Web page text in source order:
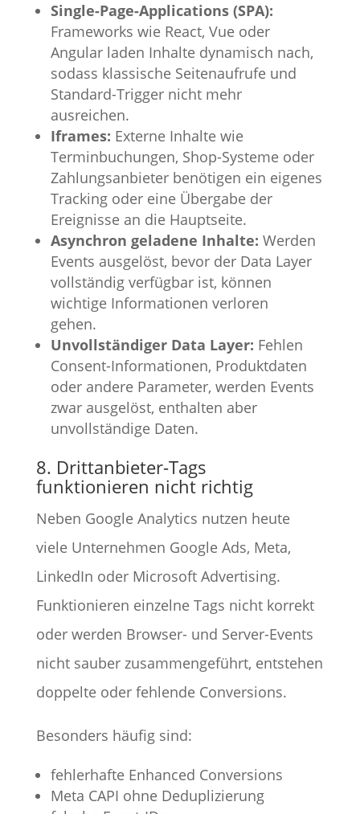
Single-Page-Applications (SPA):
Frameworks wie React, Vue oder
Angular laden Inhalte dynamisch nach,
sodass klassische Seitenaufrufe und
Standard-Trigger nicht mehr
ausreichen.
Iframes: Externe Inhalte wie
Terminbuchungen, Shop-Systeme oder
Zahlungsanbieter benötigen ein eigenes
Tracking oder eine Übergabe der
Ereignisse an die Hauptseite.
Asynchron geladene Inhalte: Werden
Events ausgelöst, bevor der Data Layer
vollständig verfügbar ist, können
wichtige Informationen verloren
gehen.
Unvollständiger Data Layer: Fehlen
Consent-Informationen, Produktdaten
oder andere Parameter, werden Events
zwar ausgelöst, enthalten aber
unvollständige Daten.
8. Drittanbieter-Tags
funktionieren nicht richtig
Neben Google Analytics nutzen heute
viele Unternehmen Google Ads, Meta,
LinkedIn oder Microsoft Advertising.
Funktionieren einzelne Tags nicht korrekt
oder werden Browser- und Server-Events
nicht sauber zusammengeführt, entstehen
doppelte oder fehlende Conversions.
Besonders häufig sind:
fehlerhafte Enhanced Conversions
Meta CAPI ohne Deduplizierung